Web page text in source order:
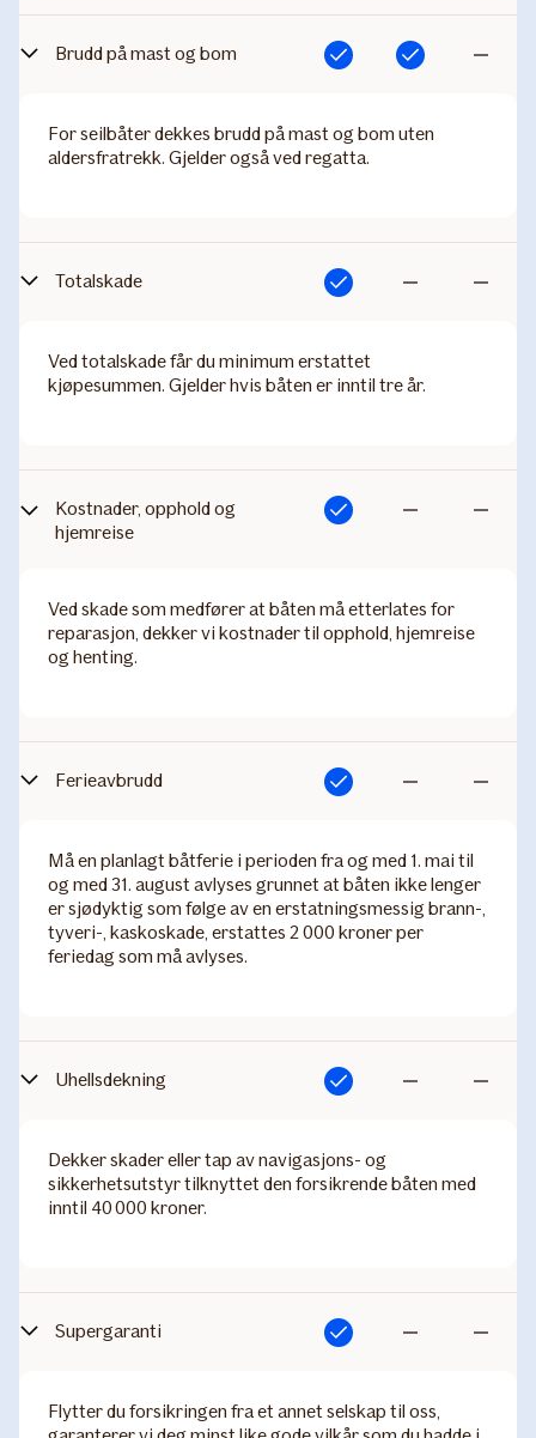
Brudd på mast og bom Inkludert
Inkludert
For seilbåter dekkes brudd på mast og bom uten
aldersfratrekk. Gjelder også ved regatta.
Totalskade
Inkludert
Ved totalskade får du minimum erstattet
kjøpesummen. Gjelder hvis båten er inntil tre år.
Kostnader, opphold og
hjemreise
Inkludert
Ved skade som medfører at båten må etterlates for
reparasjon, dekker vi kostnader til opphold, hjemreise
og henting.
Ferieavbrudd
Inkludert
Må en planlagt båtferie i perioden fra og med 1. mai til
og med 31. august avlyses grunnet at båten ikke lenger
er sjødyktig som følge av en erstatningsmessig brann-,
tyveri-, kaskoskade, erstattes 2 000 kroner per
feriedag som må avlyses.
Uhellsdekning
Inkludert
Dekker skader eller tap av navigasjons- og
sikkerhetsutstyr tilknyttet den forsikrende båten med
inntil 40 000 kroner.
Supergaranti
Inkludert
Flytter du forsikringen fra et annet selskap til oss,